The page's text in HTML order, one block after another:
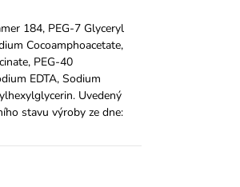
184, PEG-7 Glyceryl
Cocoamphoacetate,
PEG-40
EDTA, Sodium
Uvedený
stavu výroby ze dne: